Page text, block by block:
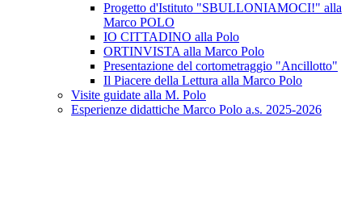
Progetto d'Istituto "SBULLONIAMOCI!" alla
Marco POLO
IO CITTADINO alla Polo
ORTINVISTA alla Marco Polo
Presentazione del cortometraggio "Ancillotto"
Il Piacere della Lettura alla Marco Polo
Visite guidate alla M. Polo
Esperienze didattiche Marco Polo a.s. 2025-2026